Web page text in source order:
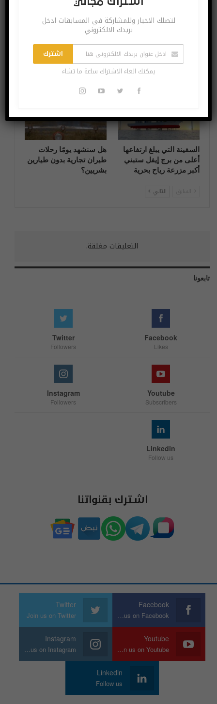
تطور جديد لفحص الطعام
اذا كان يحتوي على الزئبق
هل بدأ الذكاء الاصطناعي
في فهم النوايا البشرية؟
السفينة التي يبلغ ارتفاعها
أعلى من برج إيفل ستبني
أكبر مزرعة رياح بحرية
آخر الاخبار
هل سنشهد يومًا رحلات
طيران تجارية بدون طيارين
بشريين؟
التالي
التعليقات مغلقة.
تابعونا
Facebook
Likes
Twitter
Followers
Youtube
Subscribers
Instagram
Followers
Linkedin
Follow us
اشترك بقنواتنا
Facebook
Join us on Facebook
Twitter
Join us on Twitter
Youtube
Join us on Youtube
Instagram
Join us on Instagram
Linkedin
Follow us
لتصلك الاخبار وللمشاركة في المسابقات ادخل
بريدك الالكتروني
اشترك
يمكنك الغاء الاشتراك ساعة ما تشاء